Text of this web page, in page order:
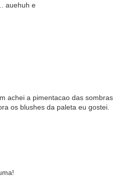
auehuh e
achei a pimentacao das
os blushes da paleta eu gostei.